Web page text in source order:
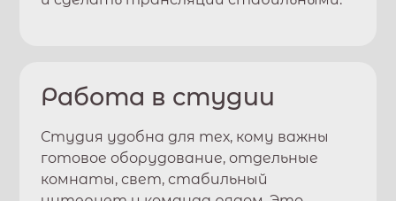
Работа в студии
Студия удобна для тех, кому важны
готовое оборудование, отдельные
комнаты, свет, стабильный